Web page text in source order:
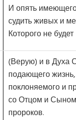
И опять
судить живых и
Которого не
(Верую) и в Духа
подающего
поклоняемого и
со Отцом и
пророков.